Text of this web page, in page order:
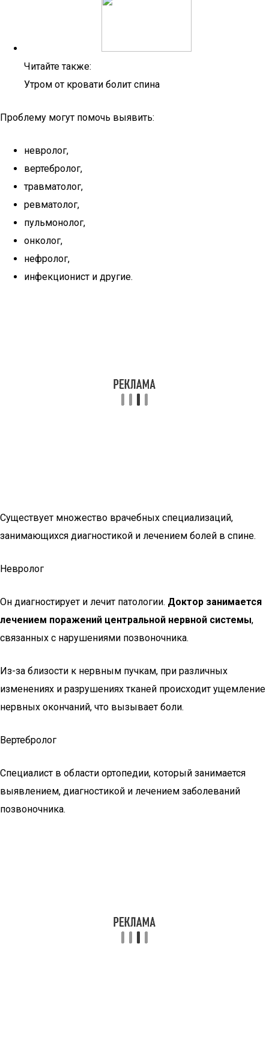
Читайте также:
Утром от кровати болит спина
Проблему могут помочь выявить:
невролог,
вертебролог,
травматолог,
ревматолог,
пульмонолог,
онколог,
нефролог,
инфекционист и другие.
Существует множество врачебных специализаций,
занимающихся диагностикой и лечением болей в спине.
Невролог
Он диагностирует и лечит патологии. Доктор занимается
лечением поражений центральной нервной системы,
связанных с нарушениями позвоночника.
Из-за близости к нервным пучкам, при различных
изменениях и разрушениях тканей происходит ущемление
нервных окончаний, что вызывает боли.
Вертебролог
Специалист в области ортопедии, который занимается
выявлением, диагностикой и лечением заболеваний
позвоночника.